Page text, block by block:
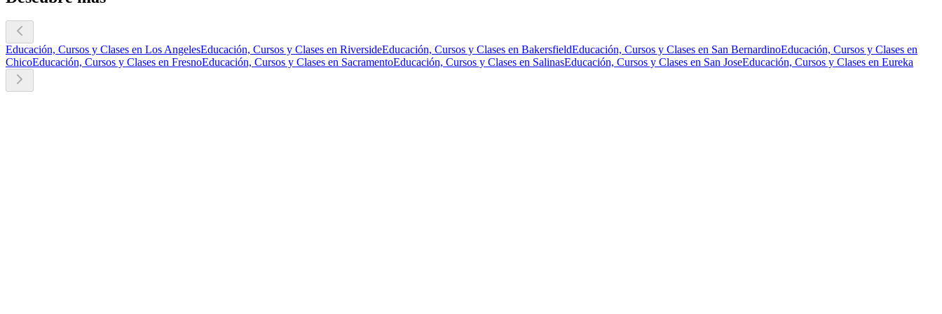
Educación, Cursos y Clases en Los AngelesEducación, Cursos y Clases en RiversideEducación, Cursos y Clases en BakersfieldEducación, Cursos y Clases en San BernardinoEducación, Cursos y Clases en
ChicoEducación, Cursos y Clases en FresnoEducación, Cursos y Clases en SacramentoEducación, Cursos y Clases en SalinasEducación, Cursos y Clases en San JoseEducación, Cursos y Clases en Eureka